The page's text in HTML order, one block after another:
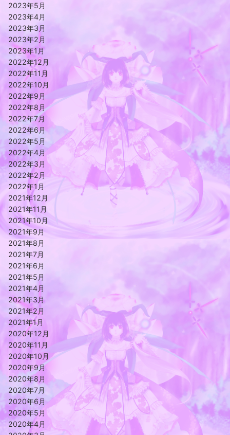
2023年5月
2023年4月
2023年3月
2023年2月
2023年1月
2022年12月
2022年11月
2022年10月
2022年9月
2022年8月
2022年7月
2022年6月
2022年5月
2022年4月
2022年3月
2022年2月
2022年1月
2021年12月
2021年11月
2021年10月
2021年9月
2021年8月
2021年7月
2021年6月
2021年5月
2021年4月
2021年3月
2021年2月
2021年1月
2020年12月
2020年11月
2020年10月
2020年9月
2020年8月
2020年7月
2020年6月
2020年5月
2020年4月